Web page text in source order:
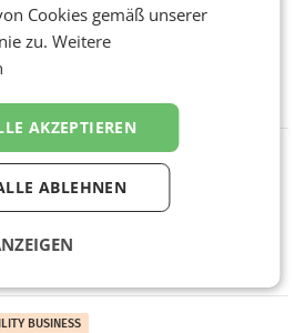
modernisiert zwei Filialen in
und Niederösterreich
Modernisierungsoffensive
Die beiden Standorte liegen
sowie im rund
bereit für den Wechsel: Jürgen
setzt ab 1.1.2027 auf Adeg
zwischen Adeg und dem
und der
BUSINESS
Cookies gemäß unserer
zu.Weitere
AKZEPTIEREN
ABLEHNEN